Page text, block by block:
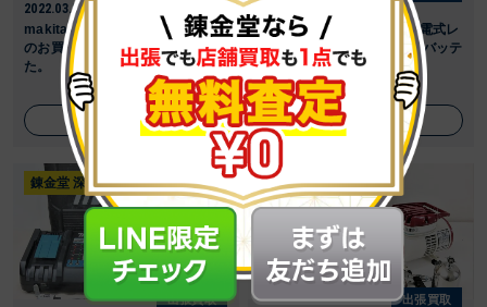
2022.03.07
makita マキタ 仕上釘打 AF502N
のお買い取りをさせて頂きまし
た。
詳しく見る
makita マキタ JR104D 充電式レ
シプロソー 10.8V 本体＋バッテ
リ ...
詳しく見る
錬金堂 深谷店
出張買取
錬金堂 深谷店
出張買取